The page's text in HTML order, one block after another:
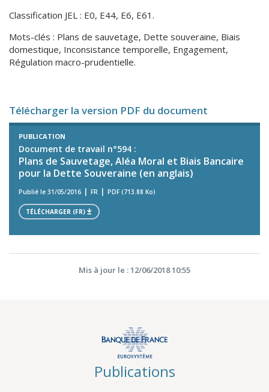
Classification JEL : E0, E44, E6, E61.
Mots-clés : Plans de sauvetage, Dette souveraine, Biais
domestique, Inconsistance temporelle, Engagement,
Régulation macro-prudentielle.
Télécharger la version PDF du document
PUBLICATION
Document de travail n°594 :
Plans de Sauvetage, Aléa Moral et Biais Bancaire
pour la Dette Souveraine (en anglais)
Publié le 31/05/2016 FR PDF (713.88 Ko)
TÉLÉCHARGER (FR)
Mis à jour le : 12/06/2018 10:55
Publications